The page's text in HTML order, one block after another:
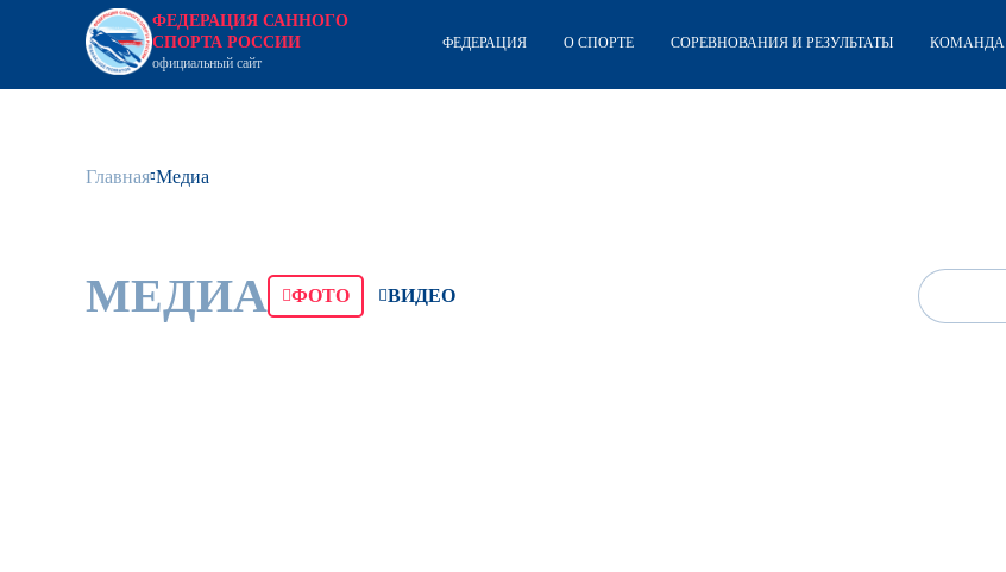
ФЕДЕРАЦИЯ САННОГО
СПОРТА РОССИИ
официальный сайт
ФЕДЕРАЦИЯ О СПОРТЕ СОРЕВНОВАНИЯ И РЕЗУЛЬТАТЫ КОМАНДА
Главная Медиа
МЕДИА ФОТО ВИДЕО